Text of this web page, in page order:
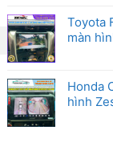
Toyota
màn
Honda
hình